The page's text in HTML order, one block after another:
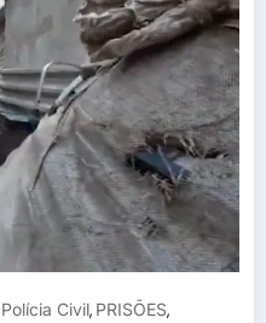
Polícia Civil, PRISÕES,